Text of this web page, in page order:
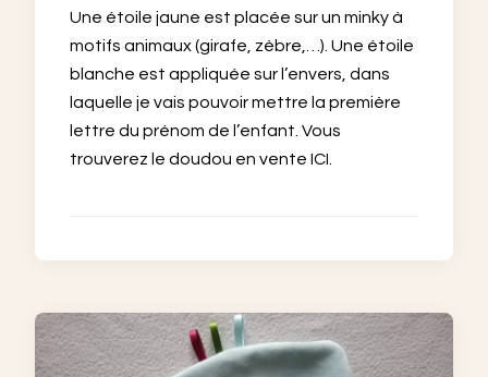
Une étoile jaune est placée sur un minky à
motifs animaux (girafe, zèbre,…). Une étoile
blanche est appliquée sur l’envers, dans
laquelle je vais pouvoir mettre la première
lettre du prénom de l’enfant. Vous
trouverez le doudou en vente ICI.